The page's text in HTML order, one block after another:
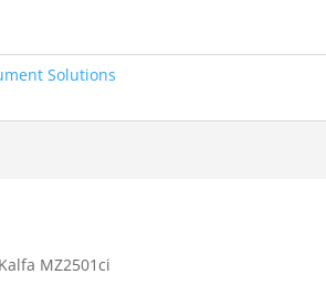
Solutions
MZ2501ci